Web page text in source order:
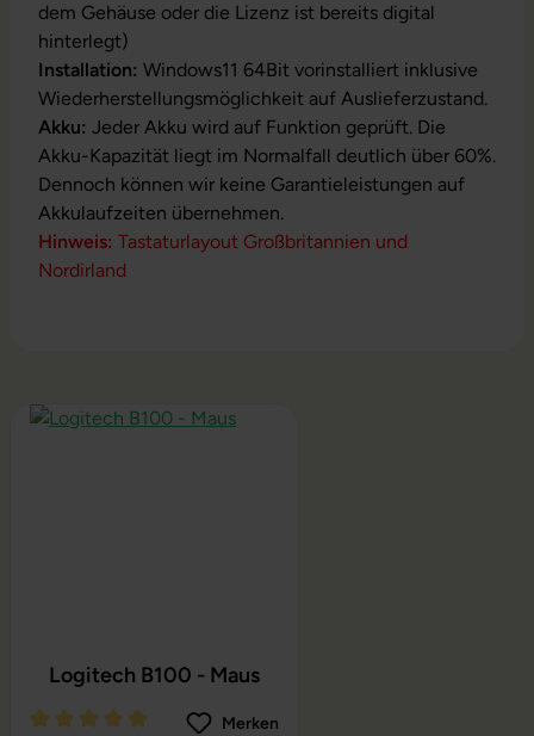
dem Gehäuse oder die Lizenz ist bereits digital
hinterlegt)
Installation: Windows11 64Bit vorinstalliert inklusive
Wiederherstellungsmöglichkeit auf Auslieferzustand.
Akku: Jeder Akku wird auf Funktion geprüft. Die
Akku-Kapazität liegt im Normalfall deutlich über 60%.
Dennoch können wir keine Garantieleistungen auf
Akkulaufzeiten übernehmen.
Hinweis: Tastaturlayout Großbritannien und
Nordirland
Produktgalerie überspringen
Logitech B100 - Maus
Merken